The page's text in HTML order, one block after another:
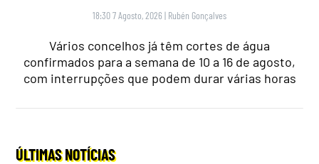
18:30 7 Agosto, 2026 | Rubén Gonçalves
Vários concelhos já têm cortes de água
confirmados para a semana de 10 a 16 de agosto,
com interrupções que podem durar várias horas
ÚLTIMAS NOTÍCIAS